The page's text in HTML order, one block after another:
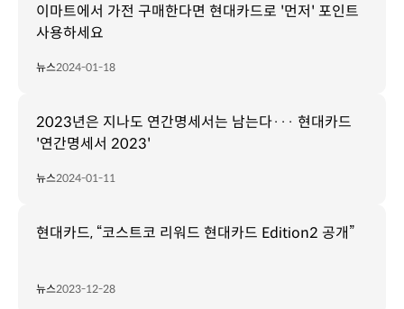
이마트에서 가전 구매한다면 현대카드로 '먼저' 포인트
사용하세요
뉴스2024-01-18
2023년은 지나도 연간명세서는 남는다··· 현대카드
'연간명세서 2023'
뉴스2024-01-11
현대카드, “코스트코 리워드 현대카드 Edition2 공개”
뉴스2023-12-28